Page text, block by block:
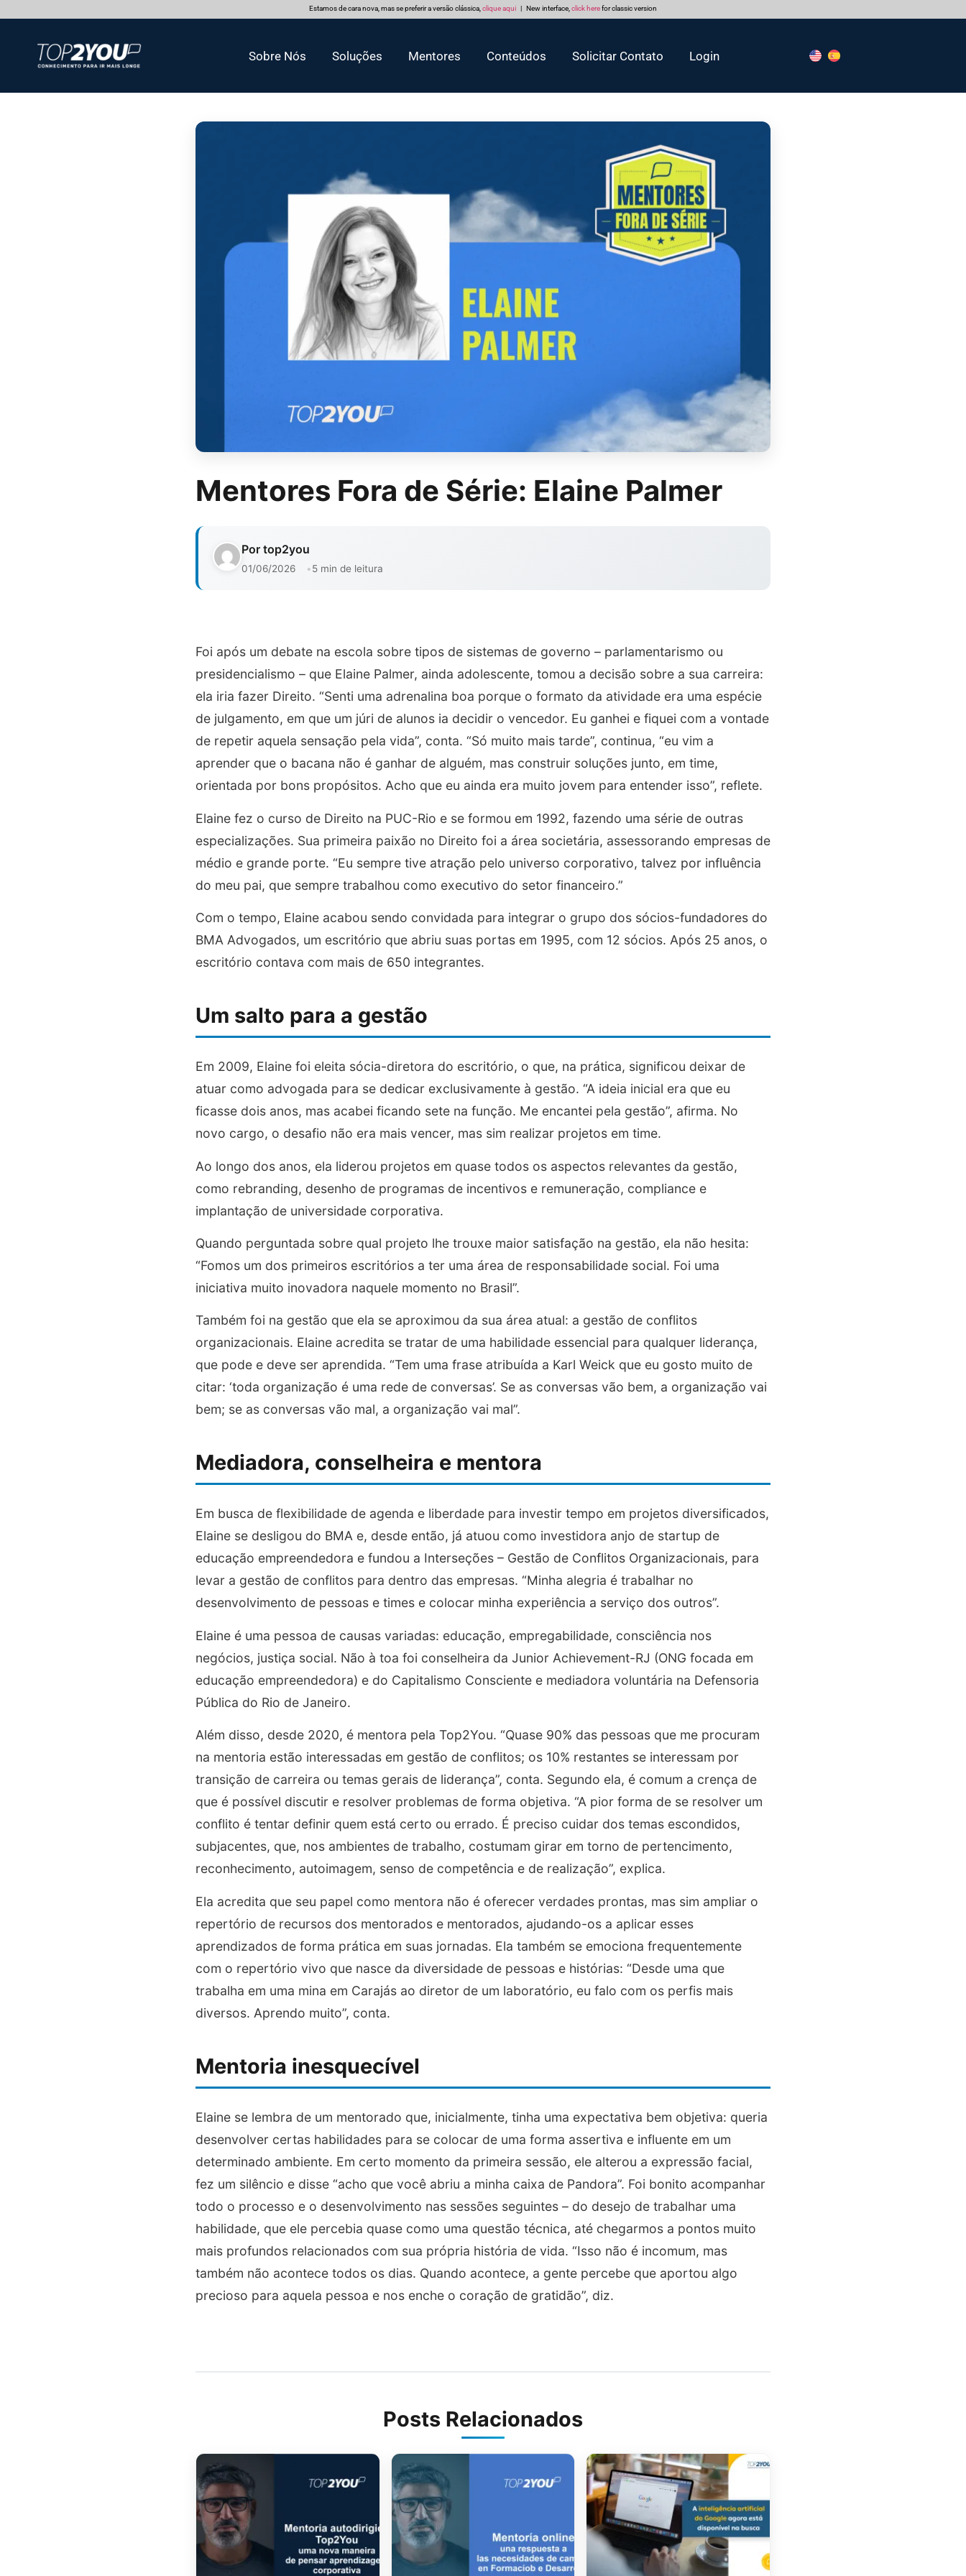
Estamos de cara nova, mas se preferir a versão clássica, clique aqui | New interface, click herefor classic version
Sobre Nós Soluções Mentores Conteúdos Solicitar Contato Login
Mentores Fora de Série: Elaine Palmer
Por top2you
01/06/2026 5 min de leitura
Foi após um debate na escola sobre tipos de sistemas de governo – parlamentarismo ou
presidencialismo – que Elaine Palmer, ainda adolescente, tomou a decisão sobre a sua carreira:
ela iria fazer Direito. “Senti uma adrenalina boa porque o formato da atividade era uma espécie
de julgamento, em que um júri de alunos ia decidir o vencedor. Eu ganhei e fiquei com a vontade
de repetir aquela sensação pela vida”, conta. “Só muito mais tarde”, continua, “eu vim a
aprender que o bacana não é ganhar de alguém, mas construir soluções junto, em time,
orientada por bons propósitos. Acho que eu ainda era muito jovem para entender isso”, reflete.
Elaine fez o curso de Direito na PUC-Rio e se formou em 1992, fazendo uma série de outras
especializações. Sua primeira paixão no Direito foi a área societária, assessorando empresas de
médio e grande porte. “Eu sempre tive atração pelo universo corporativo, talvez por influência
do meu pai, que sempre trabalhou como executivo do setor financeiro.”
Com o tempo, Elaine acabou sendo convidada para integrar o grupo dos sócios-fundadores do
BMA Advogados, um escritório que abriu suas portas em 1995, com 12 sócios. Após 25 anos, o
escritório contava com mais de 650 integrantes.
Um salto para a gestão
Em 2009, Elaine foi eleita sócia-diretora do escritório, o que, na prática, significou deixar de
atuar como advogada para se dedicar exclusivamente à gestão. “A ideia inicial era que eu
ficasse dois anos, mas acabei ficando sete na função. Me encantei pela gestão”, afirma. No
novo cargo, o desafio não era mais vencer, mas sim realizar projetos em time.
Ao longo dos anos, ela liderou projetos em quase todos os aspectos relevantes da gestão,
como rebranding, desenho de programas de incentivos e remuneração, compliance e
implantação de universidade corporativa.
Quando perguntada sobre qual projeto lhe trouxe maior satisfação na gestão, ela não hesita:
“Fomos um dos primeiros escritórios a ter uma área de responsabilidade social. Foi uma
iniciativa muito inovadora naquele momento no Brasil”.
Também foi na gestão que ela se aproximou da sua área atual: a gestão de conflitos
organizacionais. Elaine acredita se tratar de uma habilidade essencial para qualquer liderança,
que pode e deve ser aprendida. “Tem uma frase atribuída a Karl Weick que eu gosto muito de
citar: ‘toda organização é uma rede de conversas’. Se as conversas vão bem, a organização vai
bem; se as conversas vão mal, a organização vai mal”.
Mediadora, conselheira e mentora
Em busca de flexibilidade de agenda e liberdade para investir tempo em projetos diversificados,
Elaine se desligou do BMA e, desde então, já atuou como investidora anjo de startup de
educação empreendedora e fundou a Interseções – Gestão de Conflitos Organizacionais, para
levar a gestão de conflitos para dentro das empresas. “Minha alegria é trabalhar no
desenvolvimento de pessoas e times e colocar minha experiência a serviço dos outros”.
Elaine é uma pessoa de causas variadas: educação, empregabilidade, consciência nos
negócios, justiça social. Não à toa foi conselheira da Junior Achievement-RJ (ONG focada em
educação empreendedora) e do Capitalismo Consciente e mediadora voluntária na Defensoria
Pública do Rio de Janeiro.
Além disso, desde 2020, é mentora pela Top2You. “Quase 90% das pessoas que me procuram
na mentoria estão interessadas em gestão de conflitos; os 10% restantes se interessam por
transição de carreira ou temas gerais de liderança”, conta. Segundo ela, é comum a crença de
que é possível discutir e resolver problemas de forma objetiva. “A pior forma de se resolver um
conflito é tentar definir quem está certo ou errado. É preciso cuidar dos temas escondidos,
subjacentes, que, nos ambientes de trabalho, costumam girar em torno de pertencimento,
reconhecimento, autoimagem, senso de competência e de realização”, explica.
Ela acredita que seu papel como mentora não é oferecer verdades prontas, mas sim ampliar o
repertório de recursos dos mentorados e mentorados, ajudando-os a aplicar esses
aprendizados de forma prática em suas jornadas. Ela também se emociona frequentemente
com o repertório vivo que nasce da diversidade de pessoas e histórias: “Desde uma que
trabalha em uma mina em Carajás ao diretor de um laboratório, eu falo com os perfis mais
diversos. Aprendo muito”, conta.
Mentoria inesquecível
Elaine se lembra de um mentorado que, inicialmente, tinha uma expectativa bem objetiva: queria
desenvolver certas habilidades para se colocar de uma forma assertiva e influente em um
determinado ambiente. Em certo momento da primeira sessão, ele alterou a expressão facial,
fez um silêncio e disse “acho que você abriu a minha caixa de Pandora”. Foi bonito acompanhar
todo o processo e o desenvolvimento nas sessões seguintes – do desejo de trabalhar uma
habilidade, que ele percebia quase como uma questão técnica, até chegarmos a pontos muito
mais profundos relacionados com sua própria história de vida. “Isso não é incomum, mas
também não acontece todos os dias. Quando acontece, a gente percebe que aportou algo
precioso para aquela pessoa e nos enche o coração de gratidão”, diz.
Posts Relacionados